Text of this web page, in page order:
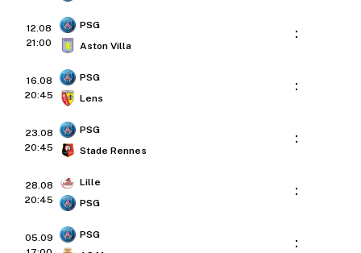
12.08
21:00
PSG
Aston Villa
:
16.08
20:45
PSG
Lens
:
23.08
20:45
PSG
Stade Rennes
:
28.08
20:45
Lille
PSG
:
05.09
PSG
: